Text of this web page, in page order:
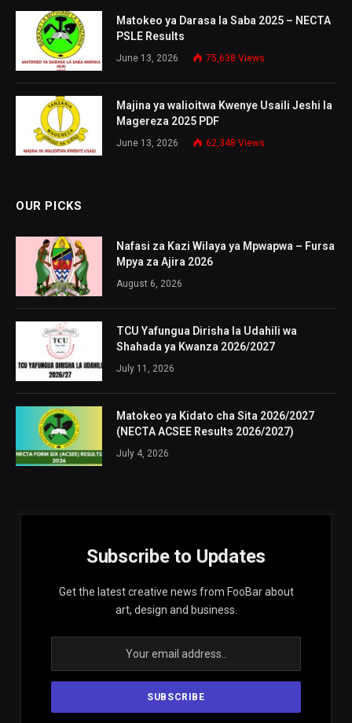
Matokeo ya Darasa la Saba 2025 – NECTA
PSLE Results
June 13, 2026 75,638 Views
Majina ya walioitwa Kwenye Usaili Jeshi la
Magereza 2025 PDF
June 13, 2026 62,348 Views
OUR PICKS
Nafasi za Kazi Wilaya ya Mpwapwa – Fursa
Mpya za Ajira 2026
August 6, 2026
TCU Yafungua Dirisha la Udahili wa
Shahada ya Kwanza 2026/2027
July 11, 2026
Matokeo ya Kidato cha Sita 2026/2027
(NECTA ACSEE Results 2026/2027)
July 4, 2026
Subscribe to Updates
Get the latest creative news from FooBar about
art, design and business.